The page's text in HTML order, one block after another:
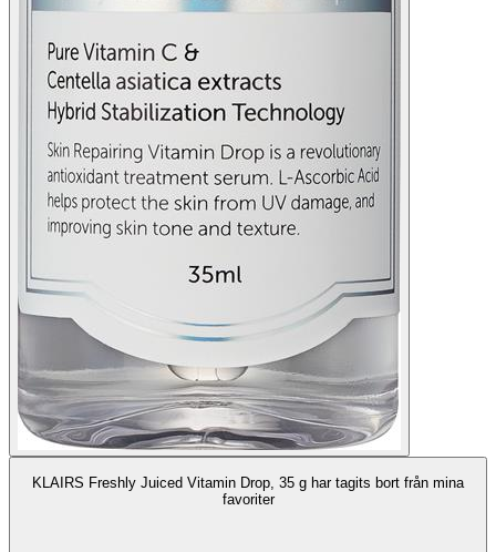
KLAIRS Freshly Juiced Vitamin Drop, 35 g har tagits bort från mina
favoriter